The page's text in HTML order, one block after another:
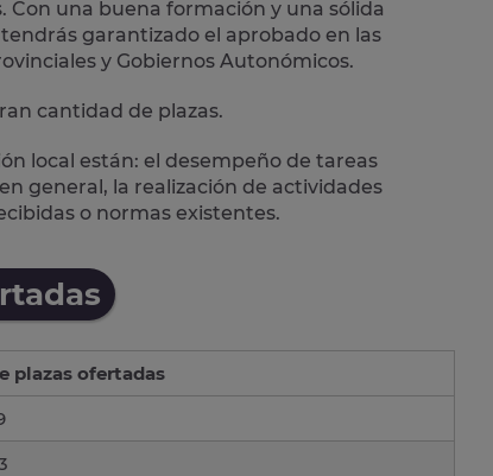
Con una buena formación y una sólida
garantizado el aprobado en las
y Gobiernos Autonómicos.
cantidad de plazas.
local están: el desempeño de tareas
general, la realización de actividades
o normas existentes.
plazas ofertadas